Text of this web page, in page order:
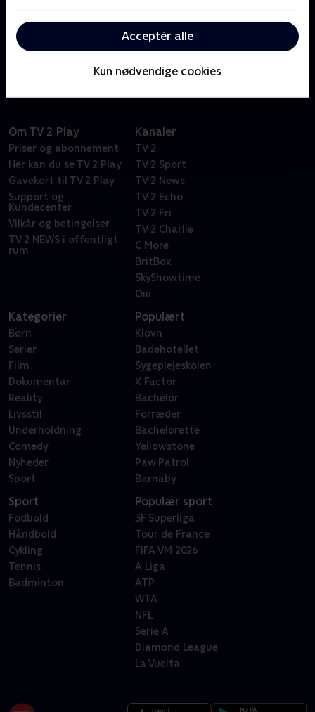
Acceptér alle
Kun nødvendige cookies
personers slæde ned af en isbane. på maven og med
hovedet forrest med ca. 130 km/t. Se med fra OL i
Om TV 2 Play
Priser og abonnement
Her kan du se TV 2 Play
Gavekort til TV 2 Play
Support og
Kundecenter
Vilkår og betingelser
TV 2 NEWS i offentligt
rum
Kanaler
TV 2
TV 2 Sport
TV 2 News
TV 2 Echo
TV 2 Fri
TV 2 Charlie
C More
BritBox
SkyShowtime
Oiii
Kategorier
Børn
Serier
Film
Dokumentar
Reality
Livsstil
Underholdning
Comedy
Nyheder
Sport
Populært
Klovn
Badehotellet
Sygeplejeskolen
X Factor
Bachelor
Forræder
Bachelorette
Yellowstone
Paw Patrol
Barnaby
Sport
Fodbold
Håndbold
Cykling
Tennis
Badminton
Populær sport
3F Superliga
Tour de France
FIFA VM 2026
A Liga
ATP
WTA
NFL
Serie A
Diamond League
La Vuelta